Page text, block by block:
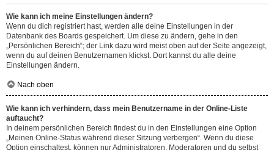
Wie kann ich meine Einstellungen ändern?
Wenn du dich registriert hast, werden alle deine Einstellungen in der
Datenbank des Boards gespeichert. Um diese zu ändern, gehe in den
„Persönlichen Bereich“; der Link dazu wird meist oben auf der Seite angezeigt,
wenn du auf deinen Benutzernamen klickst. Dort kannst du alle deine
Einstellungen ändern.
Nach oben
Wie kann ich verhindern, dass mein Benutzername in der Online-Liste
auftaucht?
In deinem persönlichen Bereich findest du in den Einstellungen eine Option
„Meinen Online-Status während dieser Sitzung verbergen“. Wenn du diese
Option einschaltest, können nur Administratoren, Moderatoren und du selbst